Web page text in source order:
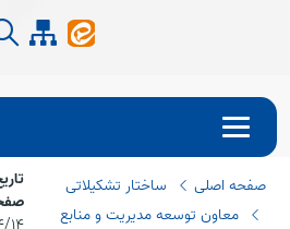
صفحه اصلی
ساختار تشکیلاتی
معاون توسعه مدیریت و منابع